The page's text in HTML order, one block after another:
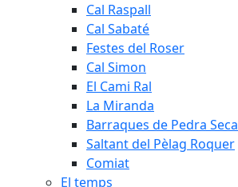
Cal Raspall
Cal Sabaté
Festes del Roser
Cal Simon
El Cami Ral
La Miranda
Barraques de Pedra Seca
Saltant del Pèlag Roquer
Comiat
El temps